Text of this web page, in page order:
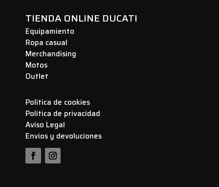
TIENDA ONLINE DUCATI
Equipamiento
Ropa casual
Merchandising
Motos
Outlet
Política de cookies
Política de privacidad
Aviso Legal
Envios y devoluciones